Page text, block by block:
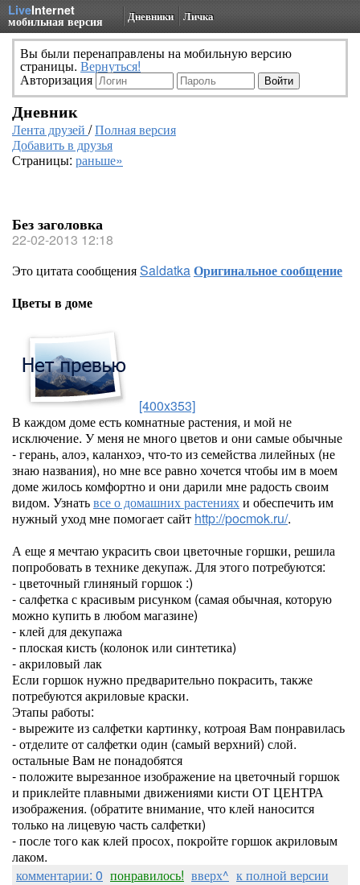
LiveInternet
мобильная версия Дневники Личка
Вы были перенаправлены на мобильную версию
страницы. Вернуться!
Авторизация
Дневник
Лента друзей /Полная версия
Добавить в друзья
Страницы: раньше»
Без заголовка
22-02-2013 12:18
Это цитата сообщенияSaldatkaОригинальное сообщение
Цветы в доме
[400x353]
В каждом доме есть комнатные растения, и мой не
исключение. У меня не много цветов и они самые обычные
- герань, алоэ, каланхоэ, что-то из семейства лилейных (не
знаю названия), но мне все равно хочется чтобы им в моем
доме жилось комфортно и они дарили мне радость своим
видом. Узнатьвсе о домашних растенияхи обеспечить им
нужный уход мне помогает сайт http://pocmok.ru/.
А еще я мечтаю украсить свои цветочные горшки, решила
попробовать в технике декупаж. Для этого потребуются:
- цветочный глиняный горшок :)
- салфетка с красивым рисунком (самая обычная, которую
можно купить в любом магазине)
- клей для декупажа
- плоская кисть (колонок или синтетика)
- акриловый лак
Если горшок нужно предварительно покрасить, также
потребуются акриловые краски.
Этапы работы:
- вырежите из салфетки картинку, котроая Вам понравилась
- отделите от салфетки один (самый верхний) слой.
остальные Вам не понадобятся
- положите вырезанное изображение на цветочный горшок
и приклейте плавными движениями кисти ОТ ЦЕНТРА
изображения. (обратите внимание, что клей наносится
только на лицевую часть салфетки)
- после того как клей просох, покройте горшок акриловым
лаком.
комментарии: 0 понравилось! вверх^ к полной версии